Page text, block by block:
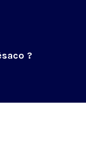
?